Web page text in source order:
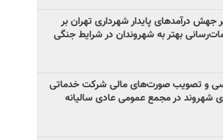
جهش درآمدهای پایدار شهرداری تهران بر
بهتر به شهروندان در شرایط جنگی
و تصویب صورت‌های مالی شرکت خدماتی
شهروند در مجمع عمومی عادی سالیانه